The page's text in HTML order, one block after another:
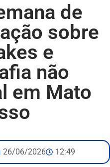
de
sobre
e
não
em Mato
26/06/2026 12:49